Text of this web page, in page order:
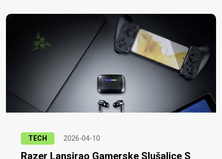
TECH 2026-04-10
Razer Lansirao Gamerske Slušalice S